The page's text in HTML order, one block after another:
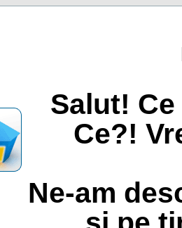
Salut!
Ce?!
Ne-am